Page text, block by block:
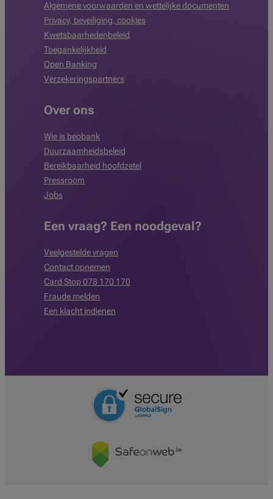
Algemene voorwaarden en wettelijke documenten
Privacy, beveiliging, cookies
Kwetsbaarhedenbeleid
Toegankelijkheid
Open Banking
Verzekeringspartners
Over ons
Wie is beobank
Duurzaamheidsbeleid
Bereikbaarheid hoofdzetel
Pressroom
Jobs
Een vraag? Een noodgeval?
Veelgestelde vragen
Contact opnemen
Card Stop 078 170 170
Fraude melden
Een klacht indienen